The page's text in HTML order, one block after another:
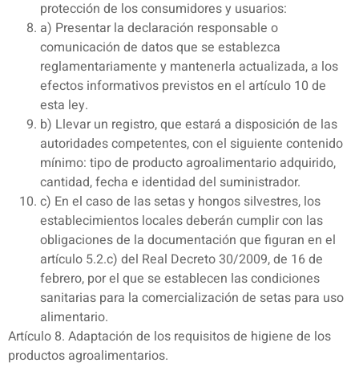
protección de los consumidores y usuarios:
a) Presentar la declaración responsable o
comunicación de datos que se establezca
reglamentariamente y mantenerla actualizada, a los
efectos informativos previstos en el artículo 10 de
esta ley.
b) Llevar un registro, que estará a disposición de las
autoridades competentes, con el siguiente contenido
mínimo: tipo de producto agroalimentario adquirido,
cantidad, fecha e identidad del suministrador.
c) En el caso de las setas y hongos silvestres, los
establecimientos locales deberán cumplir con las
obligaciones de la documentación que figuran en el
artículo 5.2.c) del Real Decreto 30/2009, de 16 de
febrero, por el que se establecen las condiciones
sanitarias para la comercialización de setas para uso
alimentario.
Artículo 8. Adaptación de los requisitos de higiene de los
productos agroalimentarios.